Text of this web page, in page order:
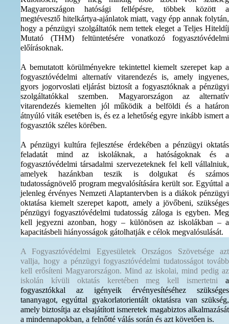
Magyarországon hatósági fellépésre, többek között a
megtévesztő hitelkártya-ajánlatok miatt, vagy épp annak folytán,
hogy a pénzügyi szolgáltatók nem tettek eleget a Teljes Hiteldíj
Mutató (THM) feltüntetésére vonatkozó fogyasztóvédelmi
előírásoknak.
A bemutatott körülményekre tekintettel kiemelt szerepet kap a
fogyasztóvédelmi alternatív vitarendezés is, amely ingyenes,
gyors jogorvoslati eljárást biztosít a fogyasztóknak a pénzügyi
szolgáltatókkal szemben. Magyarországon az alternatív
vitarendezés kiemelten jól működik a belföldi és a határon
átnyúló viták esetében is, és ez a lehetőség egyre inkább ismert a
fogyasztók széles körében.
A pénzügyi kultúra fejlesztése érdekében a pénzügyi oktatás
feladatát mind az iskoláknak, a hatóságoknak és a
fogyasztóvédelmi társadalmi szervezeteknek fel kell vállalniuk,
amelyek hazánkban teszik is dolgukat és számos
tudatosságnövelő program megvalósítására került sor. Egyúttal a
jelenleg érvényes Nemzeti Alaptantervben is a diákok pénzügyi
oktatása kiemelt szerepet kapott, amely a jövőbeni, szükséges
pénzügyi fogyasztóvédelmi tudatosság záloga is egyben. Meg
kell jegyezni azonban, hogy – különösen az iskolákban – a
kapacitásbeli hiányosságok gátolhatják e célok megvalósulását.
A Fogyasztóvédelmi Egyesületek Országos Szövetsége azt
vallja, hogy a pénzügyi fogyasztóvédelmi tudatosságot tovább
kell erősíteni Magyarországon. Mind az iskolai, mind pedig az
iskolán kívüli oktatás keretében meg kell ismertetni a
fogyasztókkal az igényeik érvényesítéséhez szükséges
tananyagot, egyúttal gyakorlatorientált oktatásra van szükség,
amely biztosítja az elsajátított ismeretek magabiztos alkalmazását
a mindennapokban, a felnőtté válás során és azt követően is.